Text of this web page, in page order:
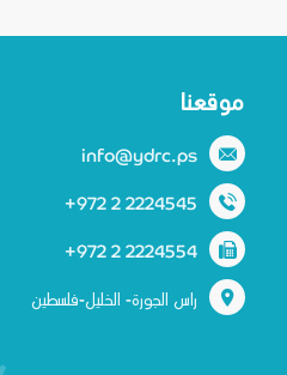
موقعنا
info@ydrc.ps
+972 2 2224545
+972 2 2224554
راس الجورة- الخليل-فلسطين